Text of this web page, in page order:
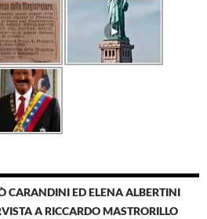
CARANDINI ED ELENA ALBERTINI
A RICCARDO MASTRORILLO